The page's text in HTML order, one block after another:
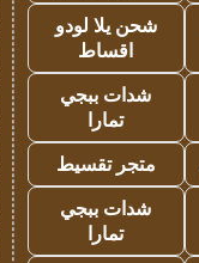
شحن يلا لودو
اقساط
شدات ببجي
تمارا
متجر تقسيط
شدات ببجي
تمارا